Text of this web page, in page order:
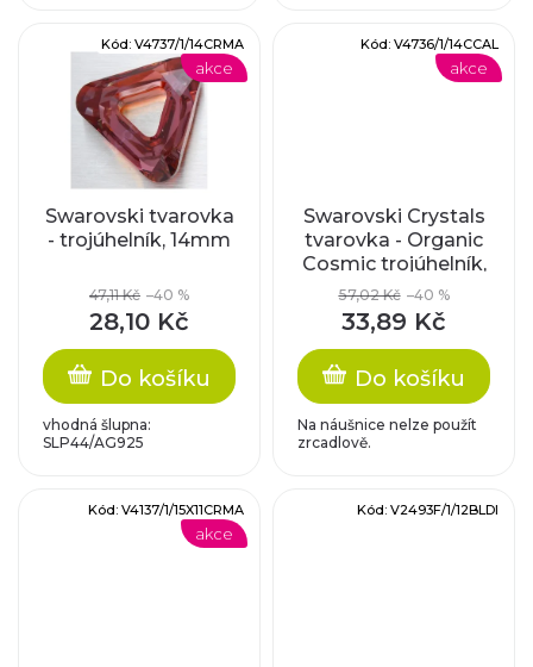
akce
Swarovski tvarovka
- trojúhelník, 14mm
47,11 Kč –40 %
28,10 Kč
Do košíku
vhodná šlupna:
SLP44/AG925
Kód: V4737/1/14CRMA
akce
Swarovski Crystals
tvarovka - Organic
Cosmic trojúhelník,
crystal CAL, 14mm
57,02 Kč –40 %
33,89 Kč
Do košíku
Na náušnice nelze použít
zrcadlově.
Kód: V4736/1/14CCAL
akce
Kód: V4137/1/15X11CRMA Kód: V2493F/1/12BLDI